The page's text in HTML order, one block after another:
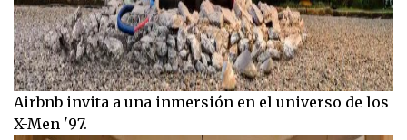
Airbnb invita a una inmersión en el universo de los
X-Men '97.